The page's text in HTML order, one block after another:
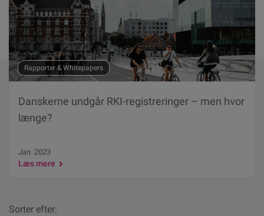
Rapporter & Whitepapers
Danskerne undgår RKI-registreringer – men hvor
længe?
Jan. 2023
Læs mere
Sorter efter: